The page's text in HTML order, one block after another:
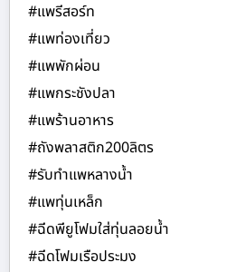
#แพรีสอร์ท
#แพท่องเที่ยว
#แพพักผ่อน
#แพกระชังปลา
#แพร้านอาหาร
#ถังพลาสติก200ลิตร
#รับทำแพหลางน้ำ
#แพทุ่นเหล็ก
#ฉีดพียูโฟมใส่ทุ่นลอยน้ำ
#ฉีดโฟมเรือประมง